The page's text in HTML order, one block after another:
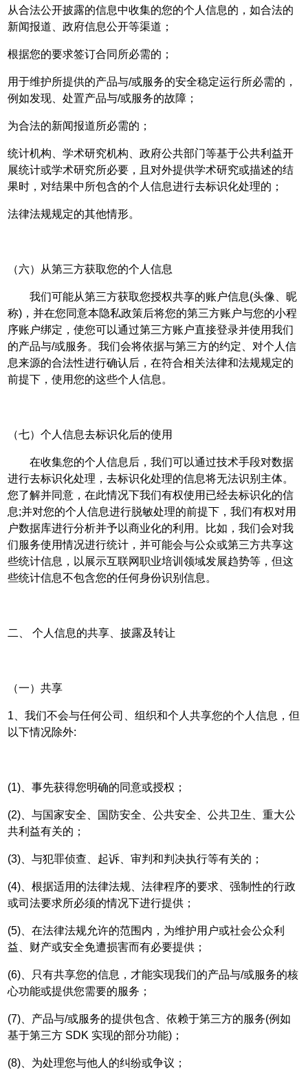
从合法公开披露的信息中收集的您的个人信息的，如合法的
新闻报道、政府信息公开等渠道；
根据您的要求签订合同所必需的；
用于维护所提供的产品与/或服务的安全稳定运行所必需的，
例如发现、处置产品与/或服务的故障；
为合法的新闻报道所必需的；
统计机构、学术研究机构、政府公共部门等基于公共利益开
展统计或学术研究所必要，且对外提供学术研究或描述的结
果时，对结果中所包含的个人信息进行去标识化处理的；
法律法规规定的其他情形。
（六）从第三方获取您的个人信息
我们可能从第三方获取您授权共享的账户信息(头像、昵
称)，并在您同意本隐私政策后将您的第三方账户与您的小程
序账户绑定，使您可以通过第三方账户直接登录并使用我们
的产品与/或服务。我们会将依据与第三方的约定、对个人信
息来源的合法性进行确认后，在符合相关法律和法规规定的
前提下，使用您的这些个人信息。
（七）个人信息去标识化后的使用
在收集您的个人信息后，我们可以通过技术手段对数据
进行去标识化处理，去标识化处理的信息将无法识别主体。
您了解并同意，在此情况下我们有权使用已经去标识化的信
息;并对您的个人信息进行脱敏处理的前提下，我们有权对用
户数据库进行分析并予以商业化的利用。比如，我们会对我
们服务使用情况进行统计，并可能会与公众或第三方共享这
些统计信息，以展示互联网职业培训领域发展趋势等，但这
些统计信息不包含您的任何身份识别信息。
二、 个人信息的共享、披露及转让
（一）共享
1、我们不会与任何公司、组织和个人共享您的个人信息，但
以下情况除外:
(1)、事先获得您明确的同意或授权；
(2)、与国家安全、国防安全、公共安全、公共卫生、重大公
共利益有关的；
(3)、与犯罪侦查、起诉、审判和判决执行等有关的；
(4)、根据适用的法律法规、法律程序的要求、强制性的行政
或司法要求所必须的情况下进行提供；
(5)、在法律法规允许的范围内，为维护用户或社会公众利
益、财产或安全免遭损害而有必要提供；
(6)、只有共享您的信息，才能实现我们的产品与/或服务的核
心功能或提供您需要的服务；
(7)、产品与/或服务的提供包含、依赖于第三方的服务(例如
基于第三方 SDK 实现的部分功能)；
(8)、为处理您与他人的纠纷或争议；